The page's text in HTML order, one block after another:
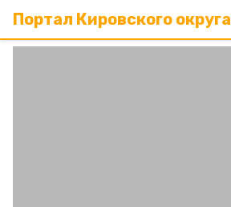
Портал Кировского округа